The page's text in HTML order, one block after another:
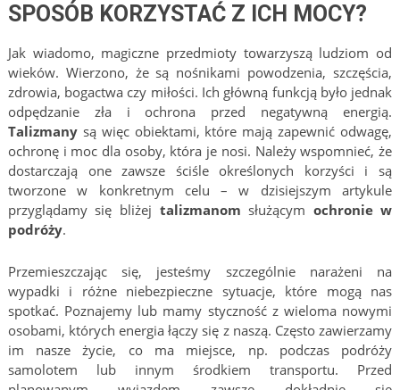
SPOSÓB KORZYSTAĆ Z ICH MOCY?
Jak wiadomo, magiczne przedmioty towarzyszą ludziom od
wieków. Wierzono, że są nośnikami powodzenia, szczęścia,
zdrowia, bogactwa czy miłości. Ich główną funkcją było jednak
odpędzanie zła i ochrona przed negatywną energią.
Talizmanysą więc obiektami, które mają zapewnić odwagę,
ochronę i moc dla osoby, która je nosi. Należy wspomnieć, że
dostarczają one zawsze ściśle określonych korzyści i są
tworzone w konkretnym celu – w dzisiejszym artykule
przyglądamy się bliżej talizmanom służącym ochronie w
podróży.
Przemieszczając się, jesteśmy szczególnie narażeni na
wypadki i różne niebezpieczne sytuacje, które mogą nas
spotkać. Poznajemy lub mamy styczność z wieloma nowymi
osobami, których energia łączy się z naszą. Często zawierzamy
im nasze życie, co ma miejsce, np. podczas podróży
samolotem lub innym środkiem transportu. Przed